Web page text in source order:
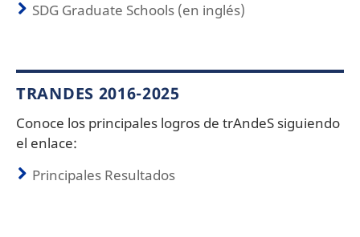
SDG Graduate Schools (en inglés)
TRANDES 2016-2025
Conoce los principales logros de trAndeS siguiendo
el enlace:
Principales Resultados